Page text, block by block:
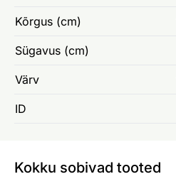
Kõrgus (cm)
Sügavus (cm)
Värv
ID
Kokku sobivad tooted